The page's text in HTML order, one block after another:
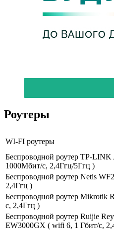
Роутеры
WI-FI роутеры
Беспроводной роутер TP-LINK
1000Мбит/с, 2,4Ггц/5Ггц )
Беспроводной роутер Netis
2,4Ггц )
Беспроводной роутер Mikrotik
с, 2,4Ггц )
Беспроводной роутер Ruijie
EW3000GX ( wifi 6, 1 Гбит/с,